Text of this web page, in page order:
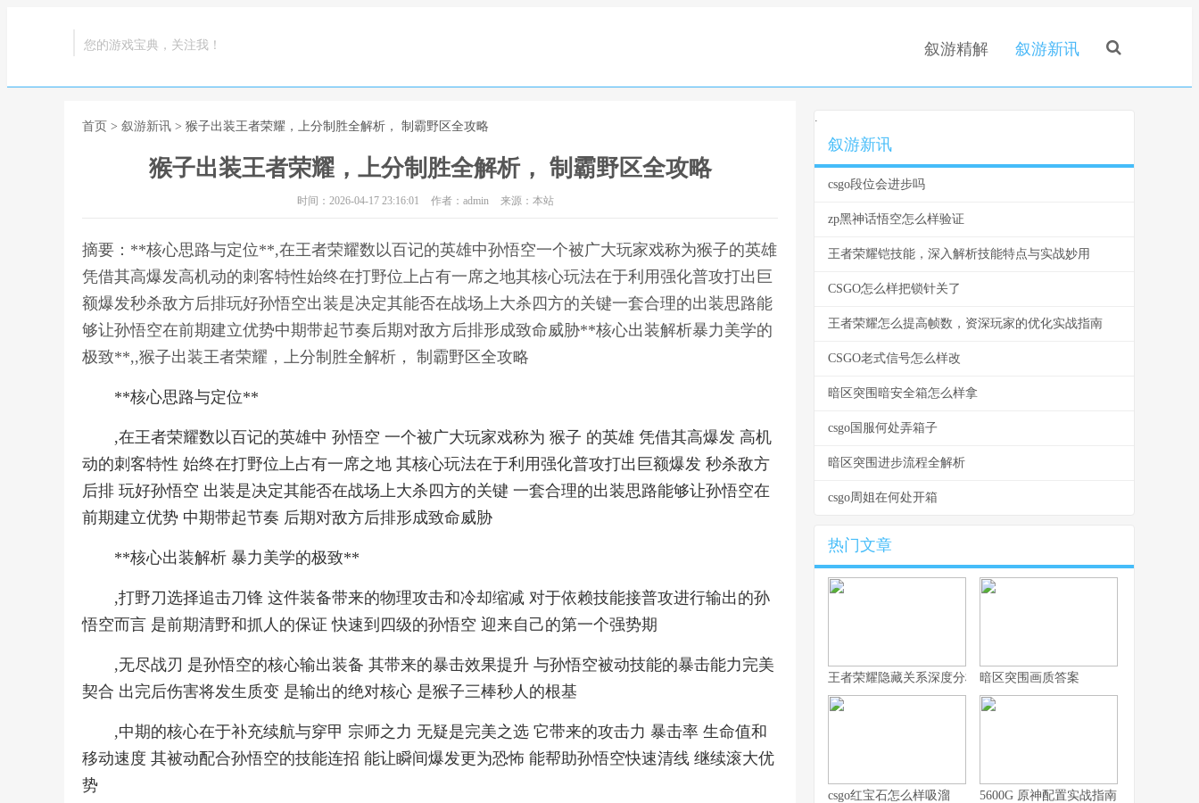
您的游戏宝典，关注我！ 叙游精解 叙游新讯
首页 > 叙游新讯 > 猴子出装王者荣耀，上分制胜全解析， 制霸野区全攻略
猴子出装王者荣耀，上分制胜全解析， 制霸野区全攻略
时间：2026-04-17 23:16:01 作者：admin 来源：本站
摘要：**核心思路与定位**,在王者荣耀数以百记的英雄中孙悟空一个被广大玩家戏称为猴子的英雄
凭借其高爆发高机动的刺客特性始终在打野位上占有一席之地其核心玩法在于利用强化普攻打出巨
额爆发秒杀敌方后排玩好孙悟空出装是决定其能否在战场上大杀四方的关键一套合理的出装思路能
够让孙悟空在前期建立优势中期带起节奏后期对敌方后排形成致命威胁**核心出装解析暴力美学的
极致**,,猴子出装王者荣耀，上分制胜全解析， 制霸野区全攻略
**核心思路与定位**
,在王者荣耀数以百记的英雄中 孙悟空 一个被广大玩家戏称为 猴子 的英雄 凭借其高爆发 高机
动的刺客特性 始终在打野位上占有一席之地 其核心玩法在于利用强化普攻打出巨额爆发 秒杀敌方
后排 玩好孙悟空 出装是决定其能否在战场上大杀四方的关键 一套合理的出装思路能够让孙悟空在
前期建立优势 中期带起节奏 后期对敌方后排形成致命威胁
**核心出装解析 暴力美学的极致**
,打野刀选择追击刀锋 这件装备带来的物理攻击和冷却缩减 对于依赖技能接普攻进行输出的孙
悟空而言 是前期清野和抓人的保证 快速到四级的孙悟空 迎来自己的第一个强势期
,无尽战刃 是孙悟空的核心输出装备 其带来的暴击效果提升 与孙悟空被动技能的暴击能力完美
契合 出完后伤害将发生质变 是输出的绝对核心 是猴子三棒秒人的根基
,中期的核心在于补充续航与穿甲 宗师之力 无疑是完美之选 它带来的攻击力 暴击率 生命值和
移动速度 其被动配合孙悟空的技能连招 能让瞬间爆发更为恐怖 能帮助孙悟空快速清线 继续滚大优
势
.
叙游新讯
csgo段位会进步吗
zp黑神话悟空怎么样验证
王者荣耀铠技能，深入解析技能特点与实战妙用
CSGO怎么样把锁针关了
王者荣耀怎么提高帧数，资深玩家的优化实战指南
CSGO老式信号怎么样改
暗区突围暗安全箱怎么样拿
csgo国服何处弄箱子
暗区突围进步流程全解析
csgo周姐在何处开箱
热门文章
王者荣耀隐藏关系深度分析，你的游戏人生不愿被谁知晓
暗区突围画质答案
csgo红宝石怎么样吸溜 5600G 原神配置实战指南